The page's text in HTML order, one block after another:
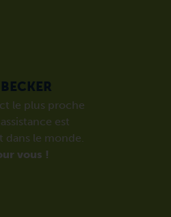
le plus proche
est
dans le monde.
vous !